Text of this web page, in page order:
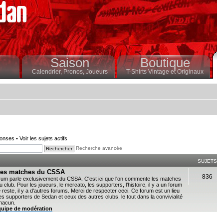
Saison
Calendrier,Pronos, Joueurs
Boutique
T-Shirts Vintage et Originaux
• Voir les sujets actifs
Recherche avancée
SUJETS
matches du CSSA
parle exclusivement du CSSA. C'est ici que l'on commente les matches
club. Pour les joueurs, le mercato, les supporters, l'histoire, il y a un forum
reste, il y a d'autres forums. Merci de respecter ceci. Ce forum est un lieu
supporters de Sedan et ceux des autres clubs, le tout dans la convivialité
de modération
836